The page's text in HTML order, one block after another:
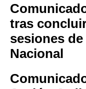
tras
sesiones
Nacional